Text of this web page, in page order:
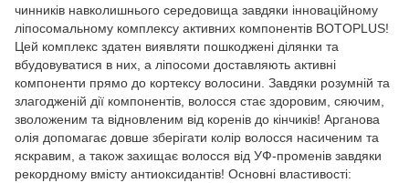
чинників навколишнього середовища завдяки інноваційному
ліпосомальному комплексу активних компонентів BOTOPLUS!
Цей комплекс здатен виявляти пошкоджені ділянки та
вбудовуватися в них, а ліпосоми доставляють активні
компоненти прямо до кортексу волосини. Завдяки розумній та
злагодженій дії компонентів, волосся стає здоровим, сяючим,
зволоженим та відновленим від коренів до кінчиків! Арганова
олія допомагає довше зберігати колір волосся насиченим та
яскравим, а також захищає волосся від УФ-променів завдяки
рекордному вмісту антиоксидантів! Основні властивості: